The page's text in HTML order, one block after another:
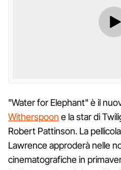
"Water for Elephant" è il
Witherspoon e la star di
Robert Pattinson. La
Lawrence approderà nelle
cinematografiche in